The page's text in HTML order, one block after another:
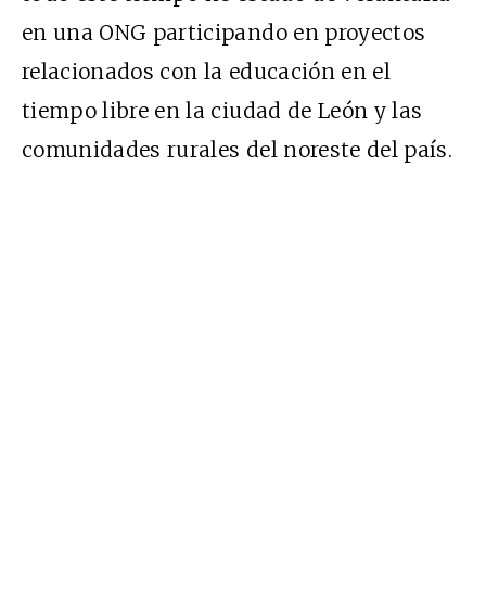
en una ONG participando en proyectos
relacionados con la educación en el
tiempo libre en la ciudad de León y las
comunidades rurales del noreste del país.